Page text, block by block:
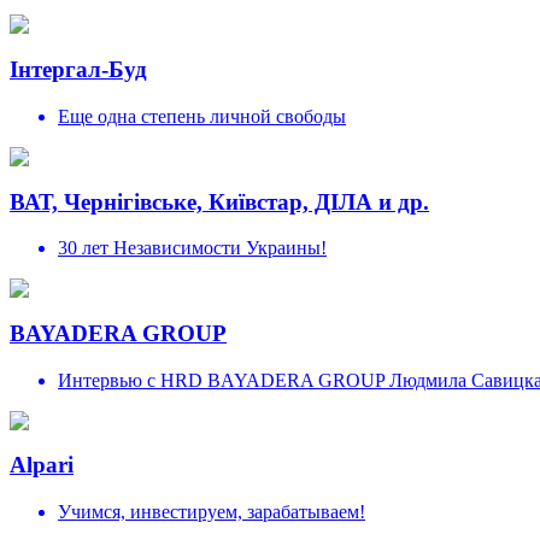
Інтергал-Буд
Еще одна степень личной свободы
ВАТ, Чернігівське, Київстар, ДІЛА и др.
30 лет Независимости Украины!
BAYADERA GROUP
Интервью с HRD BAYADERA GROUP Людмила
Alpari
Учимся, инвестируем, зарабатываем!